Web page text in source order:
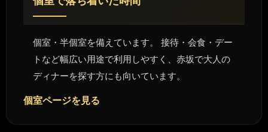
個室・半個室を備えています。 接待・会食・デー
トなど幅広い用途で利用しやすく、赤坂で大人の
ディナーを探す方にも向いています。
個室ページを見る